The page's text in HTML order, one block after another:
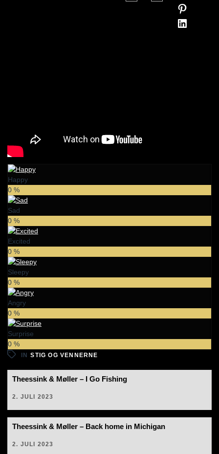
Happy
0 %
Sad
0 %
Excited
0 %
Sleepy
0 %
Angry
0 %
Surprise
0 %
IN STIG OG VENNERNE
Theessink & Møller – I Go Fishing
2. JULI 2023
Theessink & Møller – Back home in Michigan
2. JULI 2023